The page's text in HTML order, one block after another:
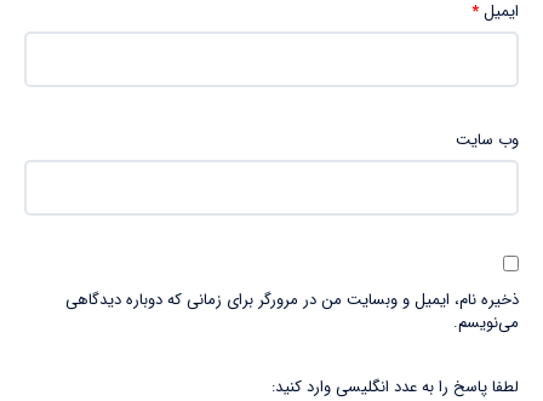
ایمیل*
وب‌ سایت
ذخیره نام، ایمیل و وبسایت من در مرورگر برای زمانی که دوباره دیدگاهی
می‌نویسم.
لطفا پاسخ را به عدد انگلیسی وارد کنید: